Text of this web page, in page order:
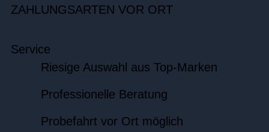
ZAHLUNGSARTEN VOR ORT
Service
Riesige Auswahl aus Top-Marken
Professionelle Beratung
Probefahrt vor Ort möglich